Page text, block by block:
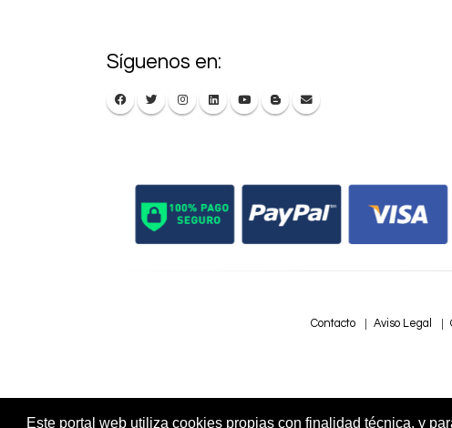
Este portal web utiliza cookies propias con finalidad técnica, y
Síguenos en:
Contacto Aviso Legal